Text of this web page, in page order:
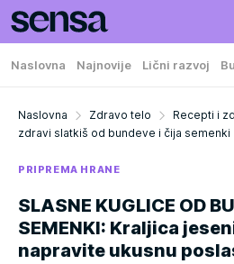
Naslovna Najnovije Lični razvoj
Naslovna Zdravo telo Recepti i
zdravi slatkiš od bundeve i čija semenki
PRIPREMA HRANE
SLASNE KUGLICE OD
SEMENKI: Kraljica
napravite ukusnu